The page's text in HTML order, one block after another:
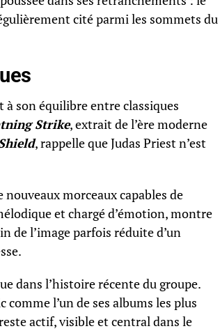
cité parmi les sommets du
à son équilibre entre classiques
Strike, extrait de l’ère moderne
, rappelle que Judas Priest n’est
morceaux capables de
et chargé d’émotion, montre
de l’image parfois réduite d’un
dans l’histoire récente du groupe.
l’un de ses albums les plus
actif, visible et central dans le